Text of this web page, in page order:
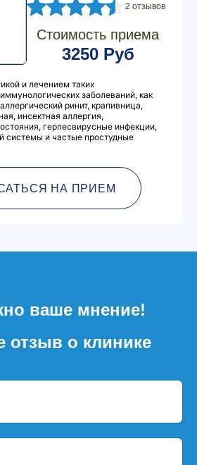
2 отзывов
Стоимость приема
3250 Руб
и лечением таких
заболеваний, как
ринит, крапивница,
инсектная аллергия,
герпесвирусные инфекции,
системы и частые простудные
НА ПРИЕМ
ваше мнение!
отзыв о клинике